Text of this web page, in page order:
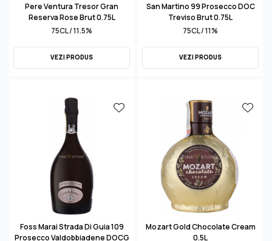
Pere Ventura Tresor Gran
Reserva Rose Brut 0.75L
75CL / 11.5%
VEZI PRODUS
San Martino 99 Prosecco DOC
Treviso Brut 0.75L
75CL / 11%
VEZI PRODUS
Foss Marai Strada Di Guia 109
Prosecco Valdobbiadene DOCG
Mozart Gold Chocolate Cream
0.5L